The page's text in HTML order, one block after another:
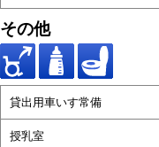
その他
貸出用車いす常備
授乳室